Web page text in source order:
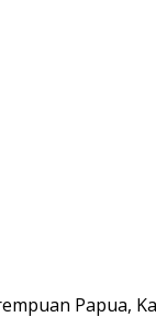
Papua,